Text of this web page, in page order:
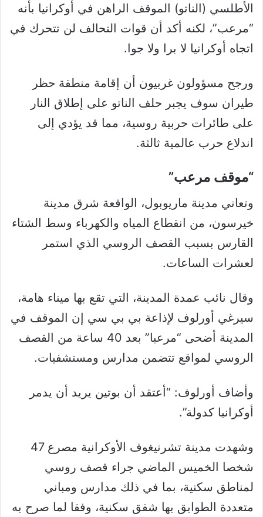
الأطلسي (الناتو) الموقف الراهن في أوكرانيا بأنه
“مرعب”، لكنه أكد أن قوات التحالف لن تتحرك في
اتجاه أوكرانيا لا برا ولا جوا.
ورجح مسؤولون غربيون أن إقامة منطقة حظر
طيران سوف يجبر حلف الناتو على إطلاق النار
على طائرات حربية روسية، مما قد يؤدي إلى
اندلاع حرب عالمية ثالثة.
“موقف مرعب”
وتعاني مدينة ماريوبول، الواقعة شرق مدينة
خيرسون، من انقطاع المياه والكهرباء وسط الشتاء
القارس بسبب القصف الروسي الذي استمر
لعشرات الساعات.
وقال نائب عمدة المدينة، التي تقع بها ميناء هامة،
سيرغي أورلوف لإذاعة بي بي سي إن الموقف في
المدينة أضحى “مرعبا” بعد 40 ساعة من القصف
الروسي لمواقع تتضمن مدارس ومستشفيات.
وأضاف أورلوف: “أعتقد أن بوتين يريد أن يدمر
أوكرانيا كدولة”.
وشهدت مدينة تشرنيغوف الأوكرانية مصرع 47
شخصا الخميس الماضي جراء قصف روسي
لمناطق سكنية، بما في ذلك مدارس ومباني
متعددة الطوابق بها شقق سكنية، وفقا لما صرح به